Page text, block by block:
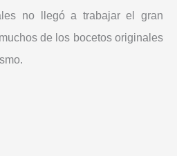
no llegó a trabajar el gran
de los bocetos originales